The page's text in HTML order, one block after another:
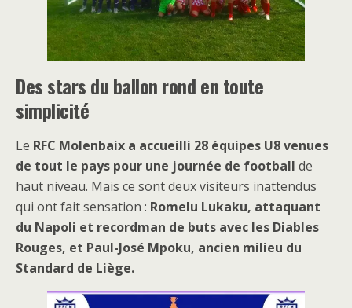
Des stars du ballon rond en toute
simplicité
Le RFC Molenbaix a accueilli 28 équipes U8 venues
de tout le pays pour une journée de football de
haut niveau. Mais ce sont deux visiteurs inattendus
qui ont fait sensation : Romelu Lukaku, attaquant
du Napoli et recordman de buts avec les Diables
Rouges, et Paul-José Mpoku, ancien milieu du
Standard de Liège.